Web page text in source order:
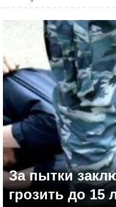
За пытки
грозить до 15